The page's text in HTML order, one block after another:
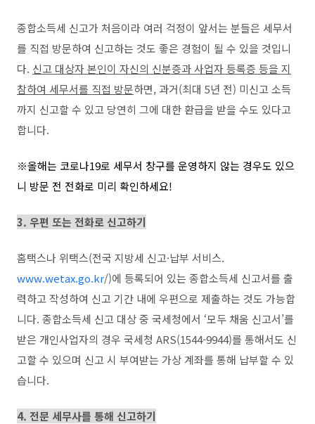
종합소득세 신고가 처음이라 여러 걱정이 앞서는 분들은 세무서
를 직접 방문하여 신고하는 것도 좋은 경험이 될 수 있을 것입니
다. 신고 대상자 본인이 자신의 신분증과 사업자 등록증 등을 지
참하여 세무서를 직접 방문하면, 과거(최대 5년 전) 미신고 소득
까지 신고할 수 있고 당연히 그에 대한 환급을 받을 수도 있다고
합니다.
※올해는 코로나19로 세무서 창구를 운영하지 않는 경우도 있으
니 방문 전 전화로 미리 확인하세요!
3. 우편 또는 전화로 신고하기
홈택스나 위택스(전국 지방세 신고·납부 서비스.
www.wetax.go.kr/)에 등록되어 있는 종합소득세 신고서를 출
력하고 작성하여 신고 기간 내에 우편으로 제출하는 것도 가능합
니다. 종합소득세 신고 대상 중 국세청에서 ‘모두 채움 신고서’를
받은 개인사업자의 경우 국세청 ARS(1544-9944)를 통해서도 신
고할 수 있으며 신고 시 부여받는 가상 계좌를 통해 납부할 수 있
습니다.
4. 전문 세무사를 통해 신고하기